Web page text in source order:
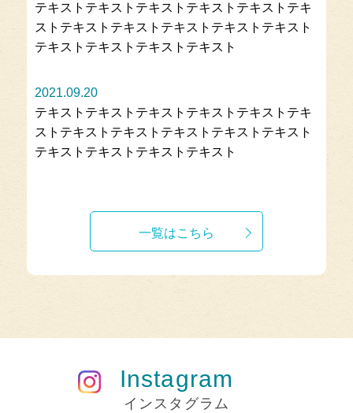
テキストテキストテキストテキストテキストテキ
ストテキストテキストテキストテキストテキスト
テキストテキストテキストテキスト
2021.09.20
テキストテキストテキストテキストテキストテキ
ストテキストテキストテキストテキストテキスト
テキストテキストテキストテキスト
一覧はこちら
Instagram
インスタグラム